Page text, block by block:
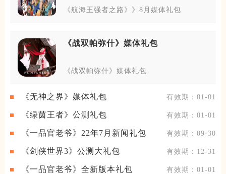
《航海王强者之路》》8月媒体礼包
《战双帕弥什》媒体礼包
《战双帕弥什》媒体礼包
《无神之界》媒体礼包 有效期：01-01
《绿茵王者》公测礼包 有效期：01-01
《一品官老爷》22年7月新闻礼包 有效期：09-30
《剑侠世界3》公测大礼包 有效期：12-31
《一品官老爷》全新版本礼包 有效期：01-01